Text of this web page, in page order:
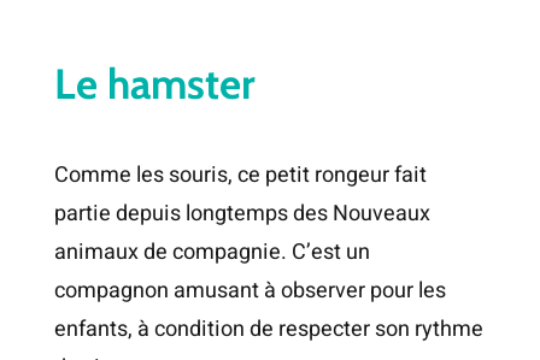
CONSEILS
RENDEZ-VOUS
BOUTIQUE
Le hamster
Comme les souris, ce petit rongeur fait
partie depuis longtemps des Nouveaux
animaux de compagnie. C’est un
compagnon amusant à observer pour les
enfants, à condition de respecter son rythme